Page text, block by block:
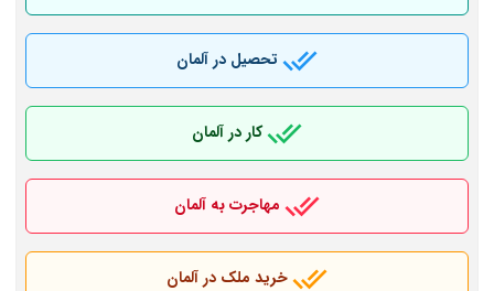
تحصیل در آلمان
کار در آلمان
مهاجرت به آلمان
خرید ملک در آلمان